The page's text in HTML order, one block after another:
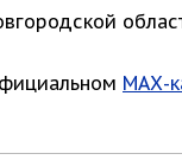
МАХ-